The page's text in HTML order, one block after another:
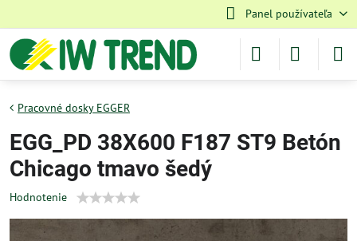
Panel používateľa
Pracovné dosky EGGER
EGG_PD 38X600 F187 ST9 Betón
Chicago tmavo šedý
Hodnotenie